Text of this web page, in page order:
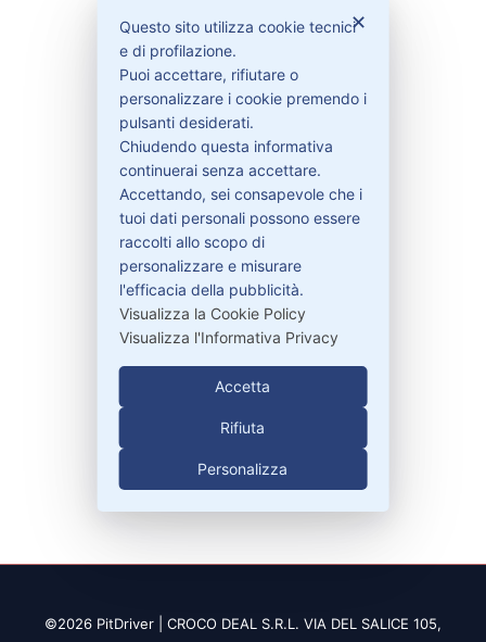
Privacy Policy
Condizioni di vendita
Spedizioni e recesso
Bisogno di aiuto?
Contattaci
Garanzie
Contatti
info@pitdriver.com
©2026 PitDriver | CROCO DEAL S.R.L. VIA DEL SALICE 105,
✕
Questo sito utilizza cookie tecnici
e di profilazione.
Puoi accettare, rifiutare o
personalizzare i cookie premendo i
pulsanti desiderati.
Chiudendo questa informativa
continuerai senza accettare.
Accettando, sei consapevole che i
tuoi dati personali possono essere
raccolti allo scopo di
personalizzare e misurare
l'efficacia della pubblicità.
Visualizza la Cookie Policy
Visualizza l'Informativa Privacy
Accetta
Rifiuta
Personalizza